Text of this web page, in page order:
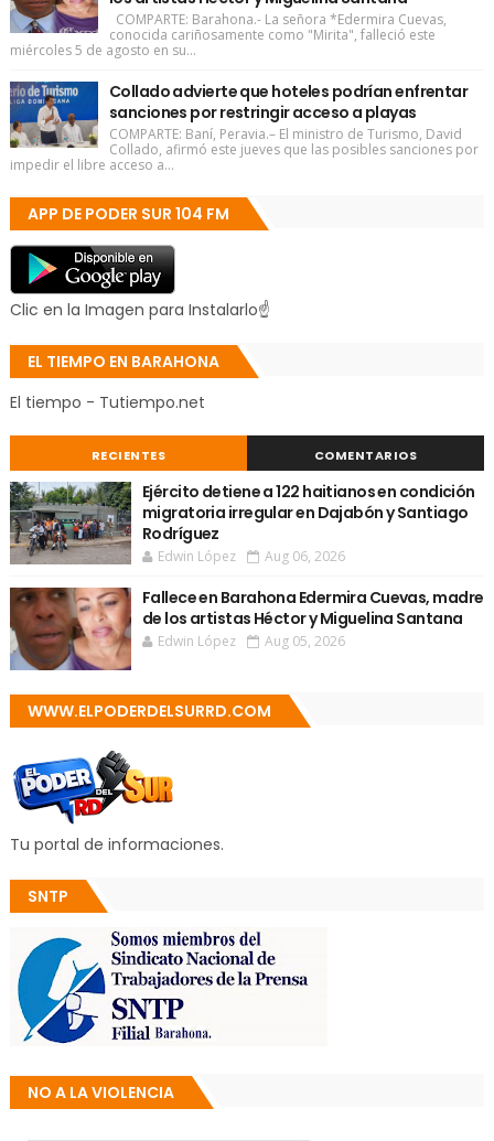
COMPARTE: Barahona.- La señora *Edermira Cuevas,
conocida cariñosamente como "Mirita", falleció este
miércoles 5 de agosto en su...
Collado advierte que hoteles podrían enfrentar
sanciones por restringir acceso a playas
COMPARTE: Baní, Peravia.– El ministro de Turismo, David
Collado, afirmó este jueves que las posibles sanciones por
impedir el libre acceso a...
APP DE PODER SUR 104 FM
Clic en la Imagen para Instalarlo☝
EL TIEMPO EN BARAHONA
El tiempo - Tutiempo.net
RECIENTES COMENTARIOS
Ejército detiene a 122 haitianos en condición
migratoria irregular en Dajabón y Santiago
Rodríguez
Edwin López Aug 06, 2026
Fallece en Barahona Edermira Cuevas, madre
de los artistas Héctor y Miguelina Santana
Edwin López Aug 05, 2026
WWW.ELPODERDELSURRD.COM
Tu portal de informaciones.
SNTP
NO A LA VIOLENCIA